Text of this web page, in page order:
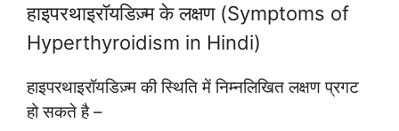
हाइपरथाइरॉयडिज़्म के लक्षण (Symptoms of
Hyperthyroidism in Hindi)
हाइपरथाइरॉयडिज़्म की स्थिति में निम्नलिखित लक्षण प्रगट
हो सकते है –